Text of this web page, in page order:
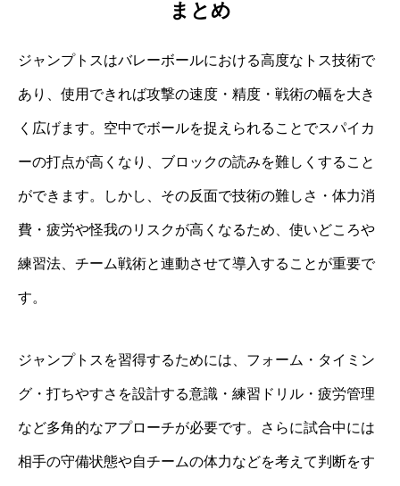
まとめ
ジャンプトスはバレーボールにおける高度なトス技術で
あり、使用できれば攻撃の速度・精度・戦術の幅を大き
く広げます。空中でボールを捉えられることでスパイカ
ーの打点が高くなり、ブロックの読みを難しくすること
ができます。しかし、その反面で技術の難しさ・体力消
費・疲労や怪我のリスクが高くなるため、使いどころや
練習法、チーム戦術と連動させて導入することが重要で
す。
ジャンプトスを習得するためには、フォーム・タイミン
グ・打ちやすさを設計する意識・練習ドリル・疲労管理
など多角的なアプローチが必要です。さらに試合中には
相手の守備状態や自チームの体力などを考えて判断をす